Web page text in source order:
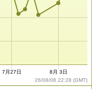
26/08/08 22:28 (GMT)
7月27日 8月 3日